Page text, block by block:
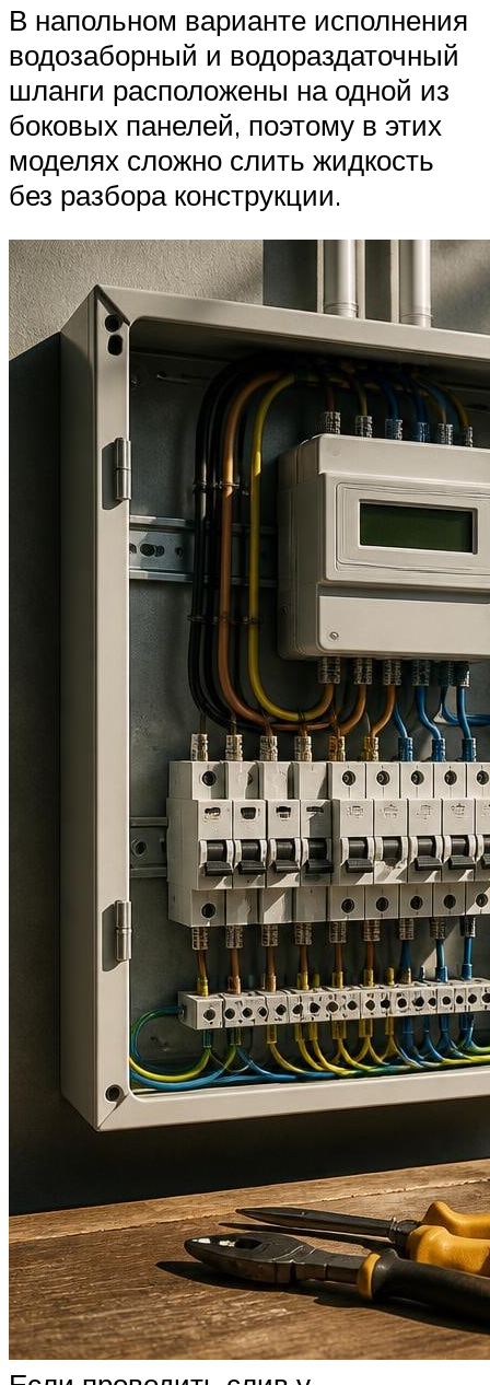
В напольном варианте исполнения
водозаборный и водораздаточный
шланги расположены на одной из
боковых панелей, поэтому в этих
моделях сложно слить жидкость
без разбора конструкции.